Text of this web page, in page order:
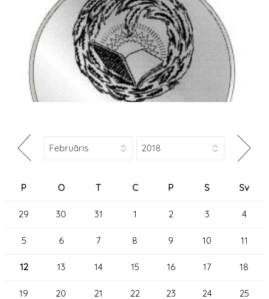
P O T C P S Sv
29 30 31 1 2 3 4
5 6 7 8 9 10 11
12 13 14 15 16 17 18
19 20 21 22 23 24 25